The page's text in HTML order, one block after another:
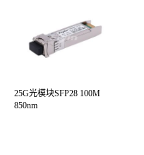
25G光模块SFP28 100M
850nm